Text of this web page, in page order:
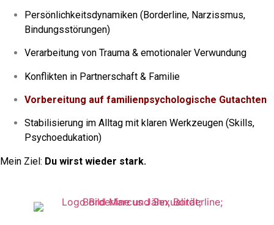
Persönlichkeitsdynamiken (Borderline, Narzissmus,
Bindungsstörungen)
Verarbeitung von Trauma & emotionaler Verwundung
Konflikten in Partnerschaft & Familie
Vorbereitung auf familienpsychologische Gutachten
Stabilisierung im Alltag mit klaren Werkzeugen (Skills,
Psychoedukation)
Mein Ziel: Du wirst wieder stark.